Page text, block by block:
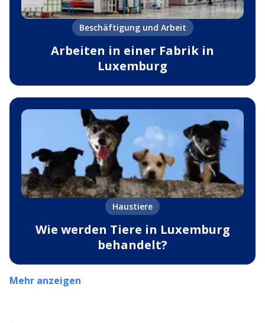
Beschäftigung und Arbeit
Arbeiten in einer Fabrik in
Luxemburg
Haustiere
Wie werden Tiere in Luxemburg
behandelt?
Mehr anzeigen